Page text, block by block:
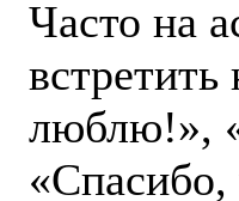
Часто на
люблю!»,
«Спасибо,